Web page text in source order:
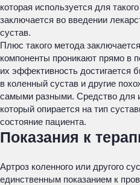
которая используется для
заключается во введении
сустав.
Плюс такого метода
компоненты проникают прямо в
их эффективность достигается
в коленный сустав и другие
самыми разными. Средство для
который опирается на тип
состояние пациента.
Показания к
Артроз коленного или другого
единственным показанием к